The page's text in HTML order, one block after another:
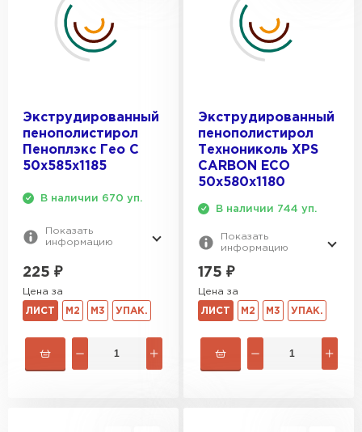
Экструдированный
пенополистирол
Пеноплэкс Гео С
50х585х1185
В наличии 670 уп.
Показать
информацию
225 ₽
Цена за
ЛИСТ М2 М3 УПАК.
Экструдированный
пенополистирол
Технониколь XPS
CARBON ECO
50х580х1180
В наличии 744 уп.
Показать
информацию
175 ₽
Цена за
ЛИСТ М2 М3 УПАК.
Утеплитель Теплекс
Утеплитель Изомин
Рулонная кровля Брит
Утеплитель Knauf